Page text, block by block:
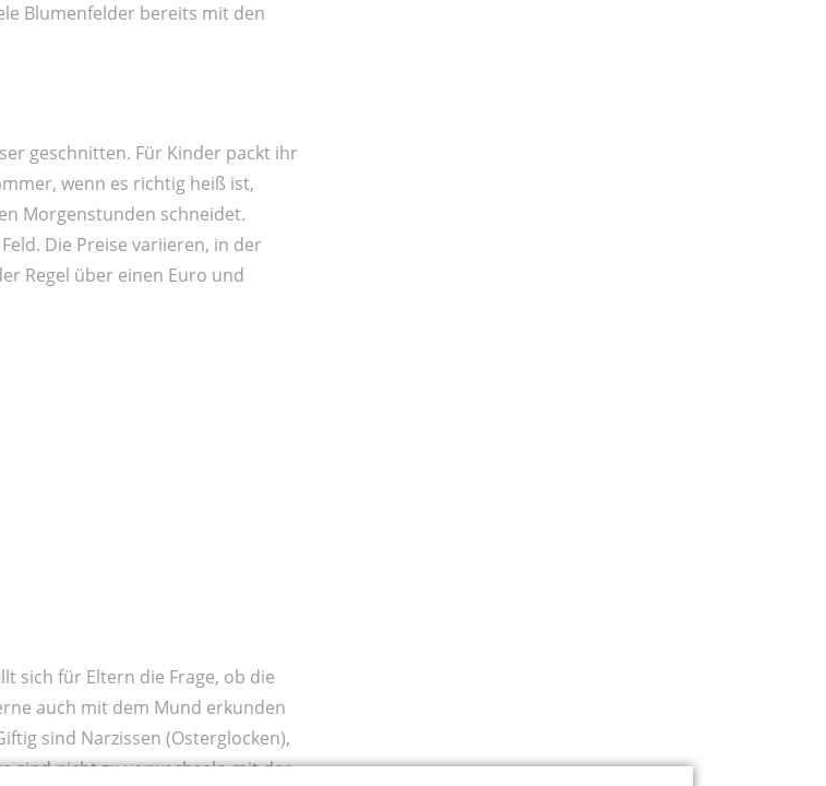
Blumenfelder bereits mit den
geschnitten. Für Kinder packt ihr
wenn es richtig heiß ist,
Morgenstunden schneidet.
Die Preise variieren, in der
Regel über einen Euro und
sich für Eltern die Frage, ob die
auch mit dem Mund erkunden
sind Narzissen (Osterglocken),
sind nicht zu verwechseln mit der